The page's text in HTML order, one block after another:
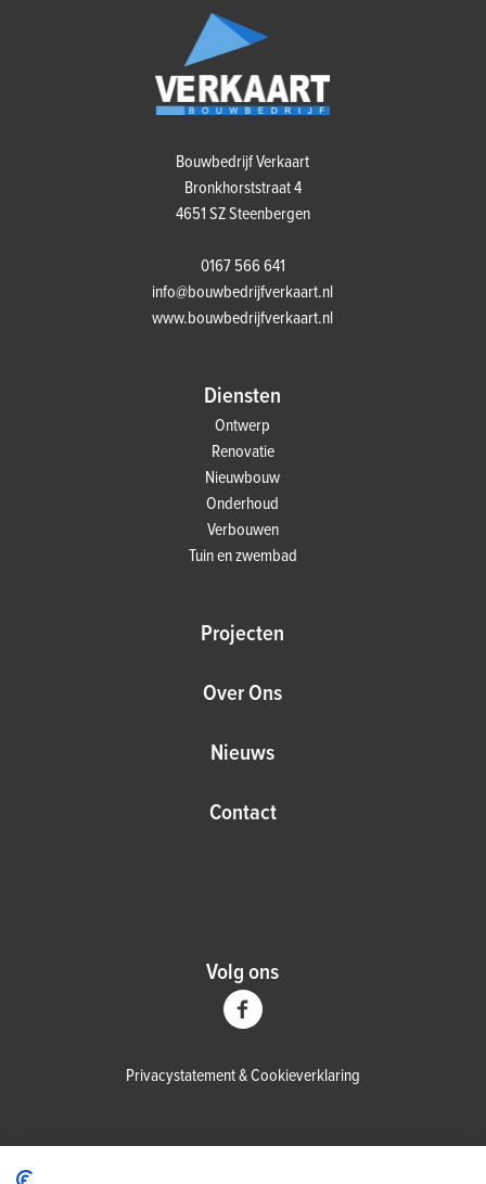
Bouwbedrijf Verkaart
Bronkhorststraat 4
4651 SZ Steenbergen
0167 566 641
info@bouwbedrijfverkaart.nl
www.bouwbedrijfverkaart.nl
Diensten
Ontwerp
Renovatie
Nieuwbouw
Onderhoud
Verbouwen
Tuin en zwembad
Projecten
Over Ons
Nieuws
Contact
Volg ons
Privacystatement&Cookieverklaring